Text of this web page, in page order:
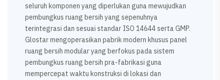
seluruh komponen yang diperlukan guna mewujudkan
pembungkus ruang bersih yang sepenuhnya
terintegrasi dan sesuai standar ISO 14644 serta GMP.
Glostar mengoperasikan pabrik modern khusus panel
ruang bersih modular yang berfokus pada sistem
pembungkus ruang bersih pra-fabrikasi guna
mempercepat waktu konstruksi di lokasi dan